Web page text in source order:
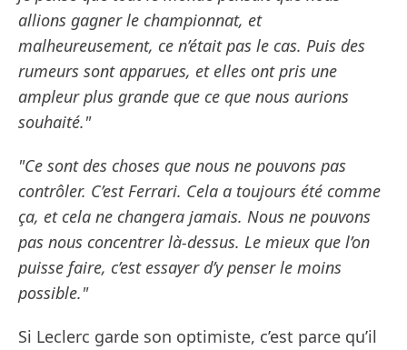
allions gagner le championnat, et
malheureusement, ce n’était pas le cas. Puis des
rumeurs sont apparues, et elles ont pris une
ampleur plus grande que ce que nous aurions
souhaité."
"Ce sont des choses que nous ne pouvons pas
contrôler. C’est Ferrari. Cela a toujours été comme
ça, et cela ne changera jamais. Nous ne pouvons
pas nous concentrer là-dessus. Le mieux que l’on
puisse faire, c’est essayer d’y penser le moins
possible."
Si Leclerc garde son optimiste, c’est parce qu’il